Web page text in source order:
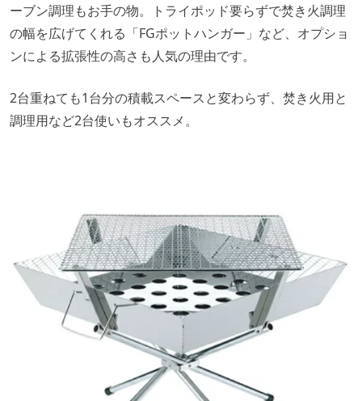
ーブン調理もお手の物。トライポッド要らずで焚き火調理
の幅を広げてくれる「FGポットハンガー」など、オプショ
ンによる拡張性の高さも人気の理由です。
2台重ねても1台分の積載スペースと変わらず、焚き火用と
調理用など2台使いもオススメ。